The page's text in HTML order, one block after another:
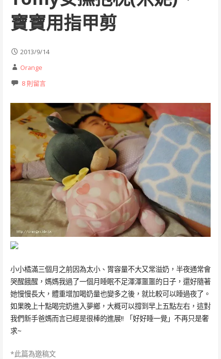
寶寶用指甲剪
2013/9/14
Orange
8 則留言
小小橘滿三個月之前因為太小、胃容量不大又常溢奶，半夜通常會
哭醒餓醒，媽媽我過了一個月睡眠不足渾渾噩噩的日子，還好隨著
她慢慢長大，體重增加喝奶量也變多之後，就比較可以睡過夜了。
如果晚上十點喝完奶進入夢鄉，大概可以撐到早上五點左右，這對
我們新手爸媽而言已經是很棒的進展!! 「好好睡一覺」不再只是奢
求~
*此篇為邀稿文